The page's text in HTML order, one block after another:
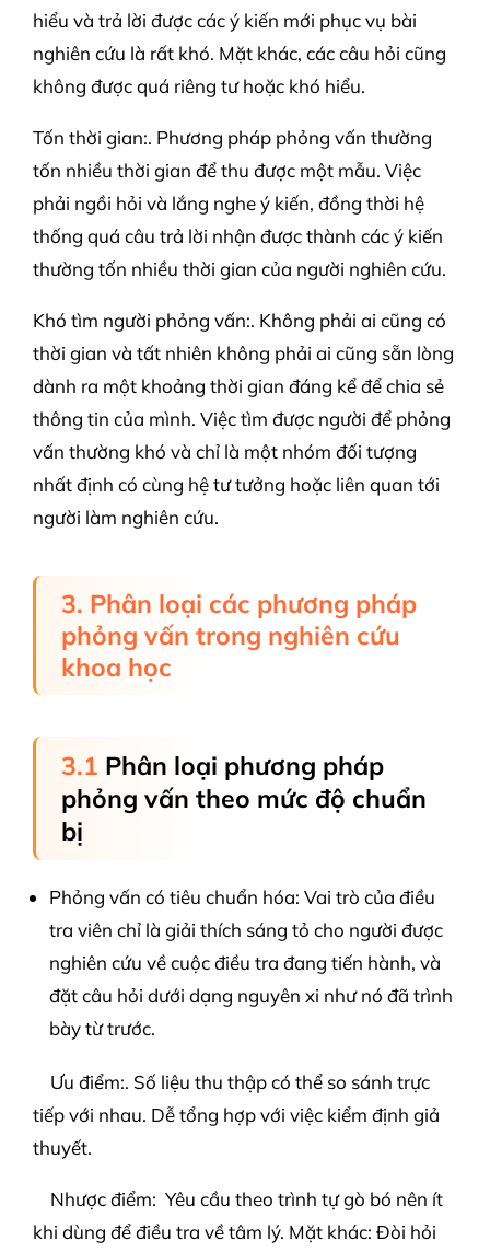
hiểu và trả lời được các ý kiến mới phục vụ bài
nghiên cứu là rất khó. Mặt khác, các câu hỏi cũng
không được quá riêng tư hoặc khó hiểu.
Tốn thời gian:. Phương pháp phỏng vấn thường
tốn nhiều thời gian để thu được một mẫu. Việc
phải ngồi hỏi và lắng nghe ý kiến, đồng thời hệ
thống quá câu trả lời nhận được thành các ý kiến
thường tốn nhiều thời gian của người nghiên cứu.
Khó tìm người phỏng vấn:. Không phải ai cũng có
thời gian và tất nhiên không phải ai cũng sẵn lòng
dành ra một khoảng thời gian đáng kể để chia sẻ
thông tin của mình. Việc tìm được người để phỏng
vấn thường khó và chỉ là một nhóm đối tượng
nhất định có cùng hệ tư tưởng hoặc liên quan tới
người làm nghiên cứu.
3. Phân loại các phương pháp
phỏng vấn trong nghiên cứu
khoa học
3.1 Phân loại phương pháp
phỏng vấn theo mức độ chuẩn
bị
Phỏng vấn có tiêu chuẩn hóa: Vai trò của điều
tra viên chỉ là giải thích sáng tỏ cho người được
nghiên cứu về cuộc điều tra đang tiến hành, và
đặt câu hỏi dưới dạng nguyên xi như nó đã trình
bày từ trước.
Ưu điểm:. Số liệu thu thập có thể so sánh trực
tiếp với nhau. Dễ tổng hợp với việc kiểm định giả
thuyết.
Nhược điểm: Yêu cầu theo trình tự gò bó nên ít
khi dùng để điều tra về tâm lý. Mặt khác: Đòi hỏi